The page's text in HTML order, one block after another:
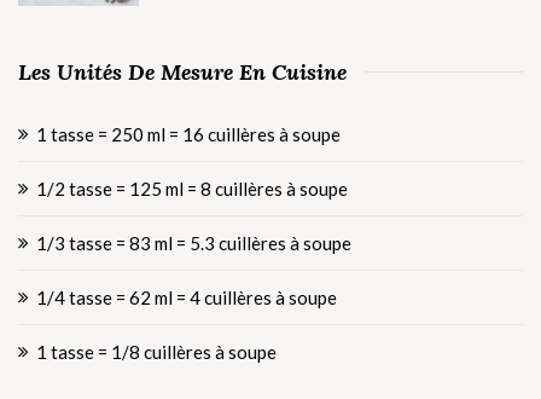
Les Unités De Mesure En Cuisine
1 tasse = 250 ml = 16 cuillères à soupe
1/2 tasse = 125 ml = 8 cuillères à soupe
1/3 tasse = 83 ml = 5.3 cuillères à soupe
1/4 tasse = 62 ml = 4 cuillères à soupe
1 tasse = 1/8 cuillères à soupe